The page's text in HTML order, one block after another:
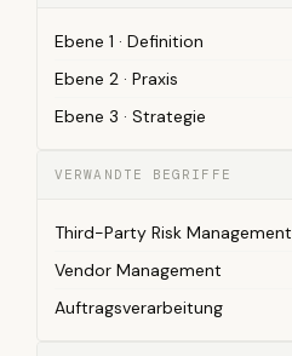
Ebene 1 · Definition
Ebene 2 · Praxis
Ebene 3 · Strategie
VERWANDTE BEGRIFFE
Third-Party Risk Management
Vendor Management
Auftragsverarbeitung